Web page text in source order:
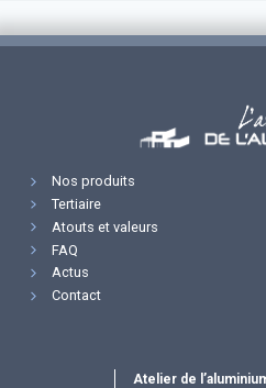
Nos produits
Tertiaire
Atouts et valeurs
FAQ
Actus
Contact
Atelier de